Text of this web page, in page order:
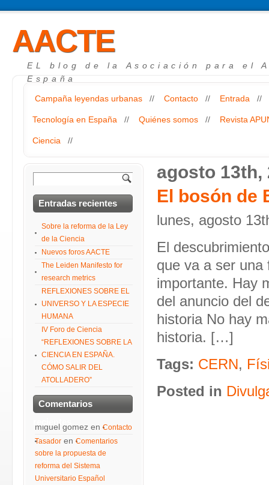
AACTE
EL blog de la Asociación para el
España
Campaña leyendas urbanas // Contacto // Entrada //
Tecnología en España // Quiénes somos // Revista
Ciencia //
agosto 13th,
El bosón de
lunes, agosto
El
que va a ser una
importante. Hay
del anuncio del
historia No hay
historia. […]
Tags: CERN,
Posted in
Entradas recientes
Sobre la reforma de la Ley
de la Ciencia
Nuevos foros AACTE
The Leiden Manifesto for
research metrics
REFLEXIONES SOBRE EL
UNIVERSO Y LA ESPECIE
HUMANA
IV Foro de Ciencia
“REFLEXIONES SOBRE LA
CIENCIA EN ESPAÑA.
CÓMO SALIR DEL
ATOLLADERO”
Comentarios
recientes
miguel gomez en Contacto
Tasador en Comentarios
sobre la propuesta de
reforma del Sistema
Universitario Español